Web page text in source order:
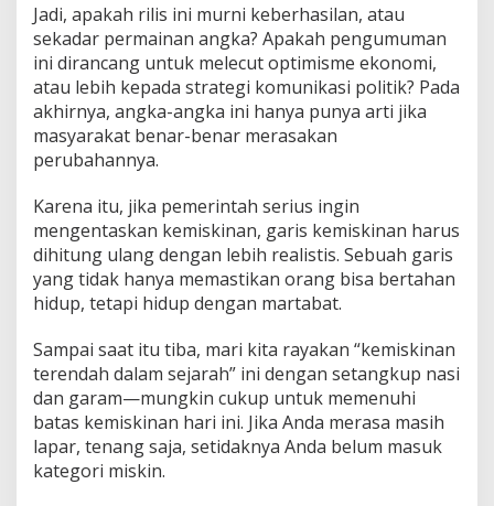
Jadi, apakah rilis ini murni keberhasilan, atau
sekadar permainan angka? Apakah pengumuman
ini dirancang untuk melecut optimisme ekonomi,
atau lebih kepada strategi komunikasi politik? Pada
akhirnya, angka-angka ini hanya punya arti jika
masyarakat benar-benar merasakan
perubahannya.
Karena itu, jika pemerintah serius ingin
mengentaskan kemiskinan, garis kemiskinan harus
dihitung ulang dengan lebih realistis. Sebuah garis
yang tidak hanya memastikan orang bisa bertahan
hidup, tetapi hidup dengan martabat.
Sampai saat itu tiba, mari kita rayakan “kemiskinan
terendah dalam sejarah” ini dengan setangkup nasi
dan garam—mungkin cukup untuk memenuhi
batas kemiskinan hari ini. Jika Anda merasa masih
lapar, tenang saja, setidaknya Anda belum masuk
kategori miskin.